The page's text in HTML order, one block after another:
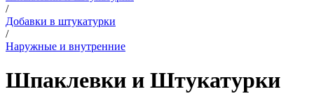
/
Добавки в штукатурки
/
Наружные и внутренние
Шпаклевки и Штукатурки